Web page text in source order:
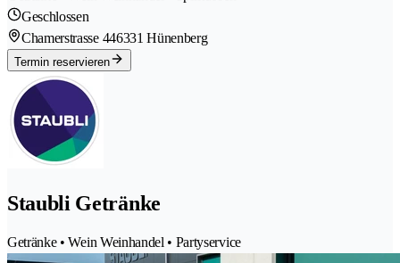
Geschlossen
Chamerstrasse 446331 Hünenberg
Termin reservieren
Staubli Getränke
Getränke • Wein Weinhandel • Partyservice